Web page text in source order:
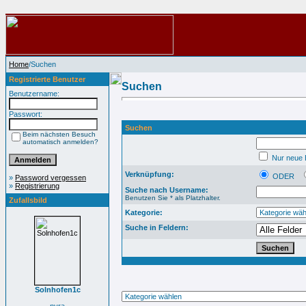
Home/Suchen
Registrierte Benutzer
Benutzername:
Passwort:
Beim nächsten Besuch
automatisch anmelden?
» Password vergessen
» Registrierung
Zufallsbild
Solnhofen1c
Suchen
Suchen
Nur neue
Verknüpfung:
ODER
Suche nach Username:
Benutzen Sie * als Platzhalter.
Kategorie:
Suche in Feldern: